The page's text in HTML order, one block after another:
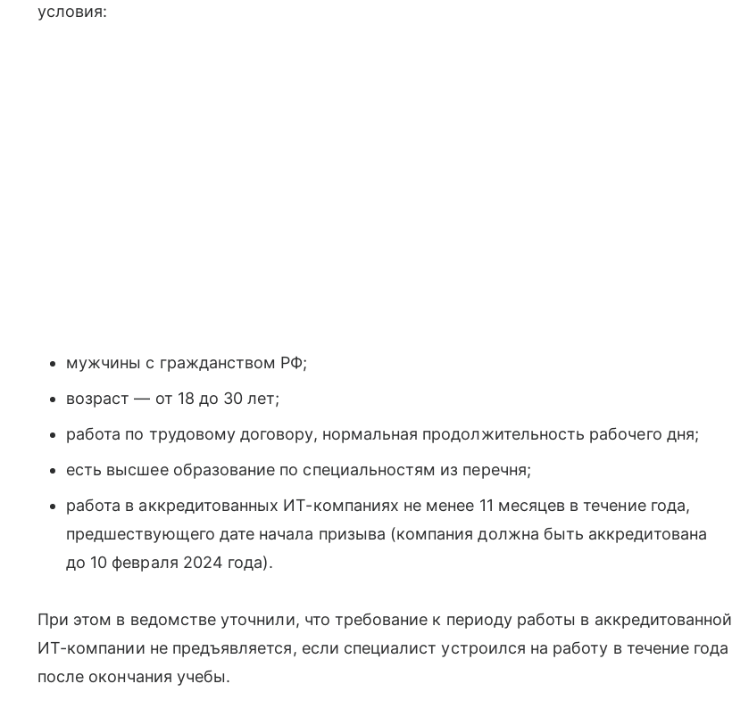
условия:
мужчины с гражданством РФ;
возраст — от 18 до 30 лет;
работа по трудовому договору, нормальная продолжительность рабочего дня;
есть высшее образование по специальностям из перечня;
работа в аккредитованных ИТ-компаниях не менее 11 месяцев в течение года,
предшествующего дате начала призыва (компания должна быть аккредитована
до 10 февраля 2024 года).
При этом в ведомстве уточнили, что требование к периоду работы в аккредитованной
ИТ-компании не предъявляется, если специалист устроился на работу в течение года
после окончания учебы.